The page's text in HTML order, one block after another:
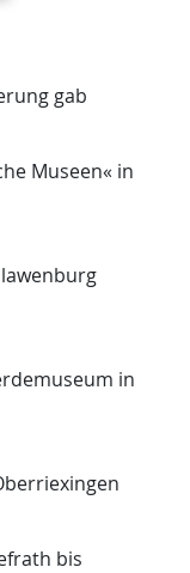
gab
Museen« in
in
bis